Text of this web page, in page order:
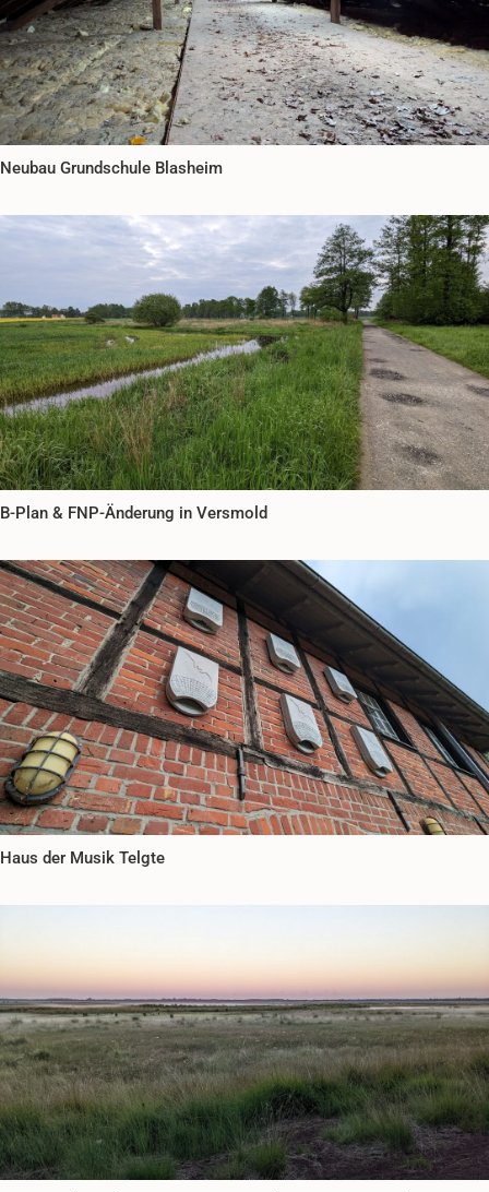
Neubau Grundschule Blasheim
B-Plan & FNP-Änderung in Versmold
Haus der Musik Telgte